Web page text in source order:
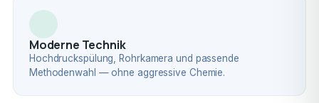
Moderne Technik
Hochdruckspülung, Rohrkamera und passende
Methodenwahl — ohne aggressive Chemie.